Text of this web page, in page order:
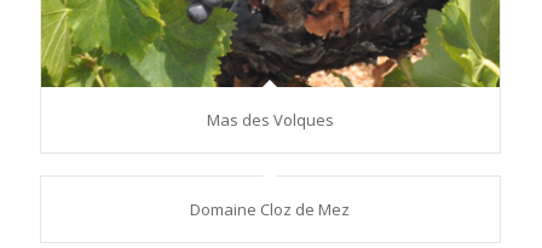
Mas des Volques
Domaine Cloz de Mez